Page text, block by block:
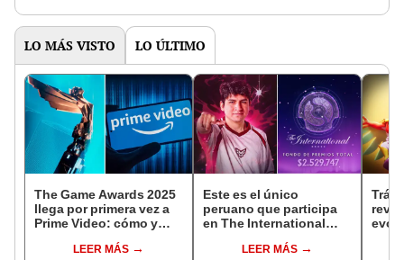
LO MÁS VISTO LO ÚLTIMO
The Game Awards 2025
llega por primera vez a
Prime Video: cómo y
LEER MÁS
Este es el único
peruano que participa
en The International
equipo Heroic
LEER MÁS